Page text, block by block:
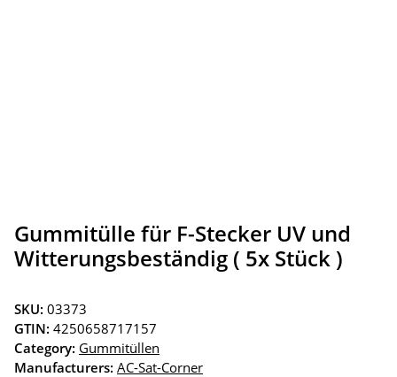
Gummitülle für F-Stecker UV und
Witterungsbeständig ( 5x Stück )
SKU: 03373
GTIN: 4250658717157
Category: Gummitüllen
Manufacturers: AC-Sat-Corner